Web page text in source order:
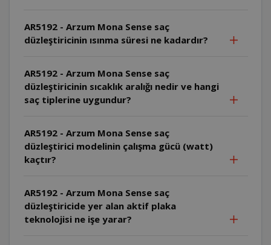
AR5192 - Arzum Mona Sense saç
düzleştiricinin ısınma süresi ne kadardır?
AR5192 - Arzum Mona Sense saç
düzleştiricinin sıcaklık aralığı nedir ve hangi
saç tiplerine uygundur?
AR5192 - Arzum Mona Sense saç
düzleştirici modelinin çalışma gücü (watt)
kaçtır?
AR5192 - Arzum Mona Sense saç
düzleştiricide yer alan aktif plaka
teknolojisi ne işe yarar?